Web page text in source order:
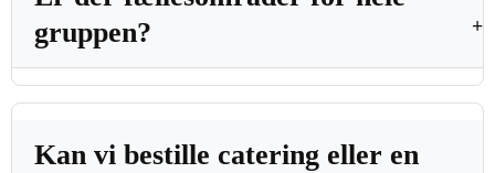
gruppen?
Kan vi bestille catering eller en